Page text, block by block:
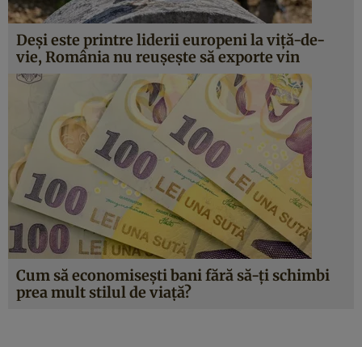
Deși este printre liderii europeni la viță-de-
vie, România nu reușește să exporte vin
Cum să economisești bani fără să-ți schimbi
prea mult stilul de viață?